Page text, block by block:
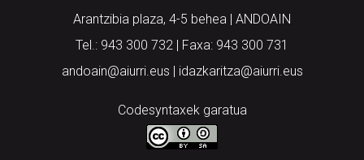
Arantzibia plaza, 4-5 behea | ANDOAIN
Tel.: 943 300 732 | Faxa: 943 300 731
andoain@aiurri.eus | idazkaritza@aiurri.eus
Codesyntaxek garatua